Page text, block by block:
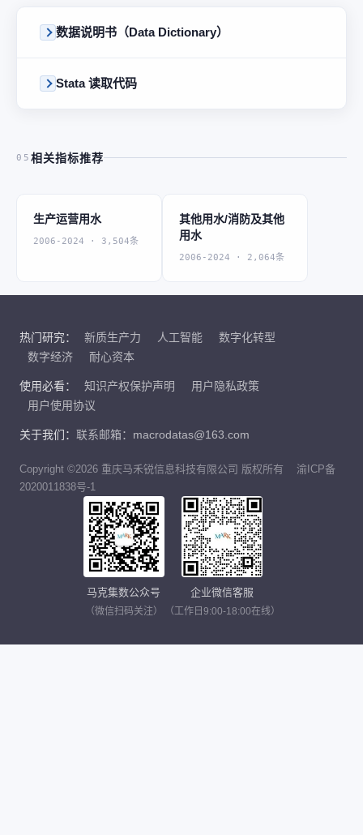
数据说明书（Data Dictionary）
Stata 读取代码
05 相关指标推荐
生产运营用水
2006-2024 · 3,504条
其他用水/消防及其他
用水
2006-2024 · 2,064条
热门研究： 新质生产力 人工智能
数字化转型
数字经济
耐心资本
使用必看： 知识产权保护声明
用户隐私政策
用户使用协议
关于我们： 联系邮箱：macrodatas@163.com
Copyright ©2026 重庆马禾锐信息科技有限公司 版权所有
渝ICP备
2020011838号-1
马克集数公众号
（微信扫码关注）
企业微信客服
（工作日9:00-18:00在线）